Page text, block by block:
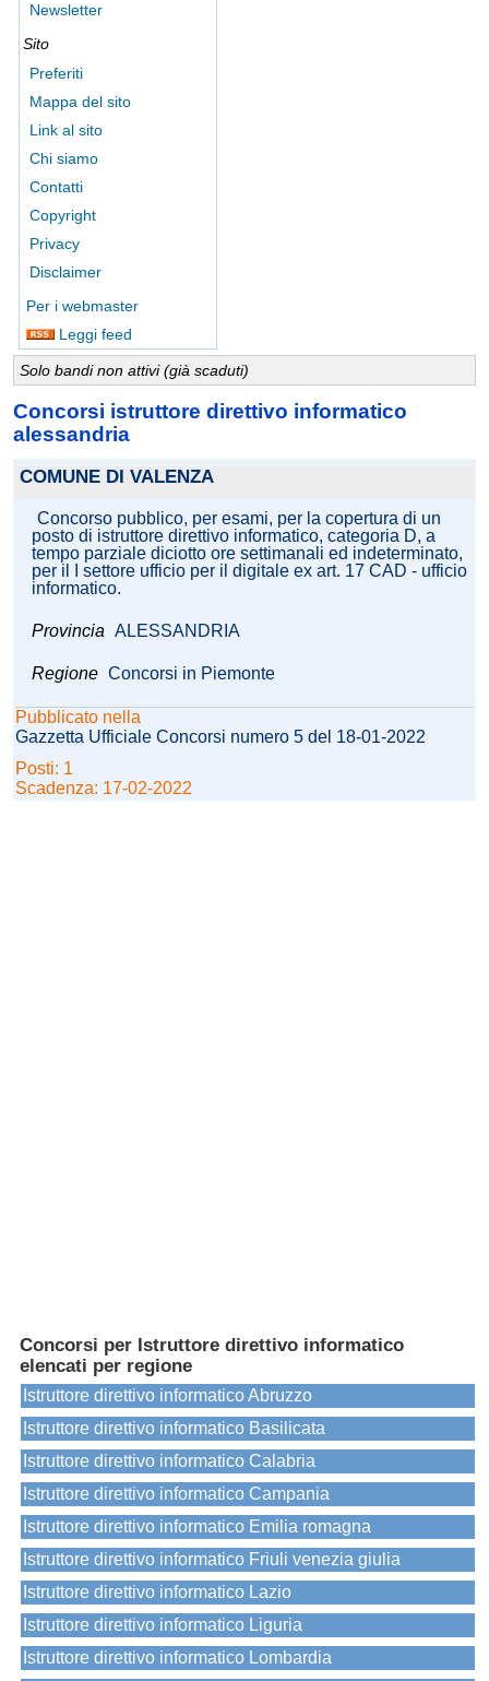
Newsletter
Sito
Preferiti
Mappa del sito
Link al sito
Chi siamo
Contatti
Copyright
Privacy
Disclaimer
Per i webmaster
Leggi feed
Solo bandi non attivi (già scaduti)
Concorsi istruttore direttivo informatico
alessandria
COMUNE DI VALENZA
Concorso pubblico, per esami, per la copertura di un
posto di istruttore direttivo informatico, categoria D, a
tempo parziale diciotto ore settimanali ed indeterminato,
per il I settore ufficio per il digitale ex art. 17 CAD - ufficio
informatico.
Provincia ALESSANDRIA
Regione Concorsi in Piemonte
Pubblicato nella
Gazzetta Ufficiale Concorsi numero 5 del 18-01-2022
Posti: 1
Scadenza: 17-02-2022
Concorsi per Istruttore direttivo informatico
elencati per regione
Istruttore direttivo informatico Abruzzo
Istruttore direttivo informatico Basilicata
Istruttore direttivo informatico Calabria
Istruttore direttivo informatico Campania
Istruttore direttivo informatico Emilia romagna
Istruttore direttivo informatico Friuli venezia giulia
Istruttore direttivo informatico Lazio
Istruttore direttivo informatico Liguria
Istruttore direttivo informatico Lombardia